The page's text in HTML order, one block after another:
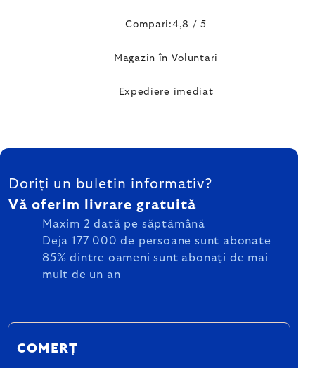
Compari:4,8 / 5
Magazin în Voluntari
Expediere imediat
SUBSOL
Doriți un buletin informativ?
Vă oferim livrare gratuită
Maxim 2 dată pe săptămână
Deja 177 000 de persoane sunt abonate
85% dintre oameni sunt abonați de mai
mult de un an
COMERȚ